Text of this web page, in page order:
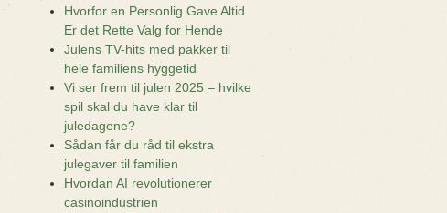
Hvorfor en Personlig Gave Altid
Er det Rette Valg for Hende
Julens TV-hits med pakker til
hele familiens hyggetid
Vi ser frem til julen 2025 – hvilke
spil skal du have klar til
juledagene?
Sådan får du råd til ekstra
julegaver til familien
Hvordan AI revolutionerer
casinoindustrien